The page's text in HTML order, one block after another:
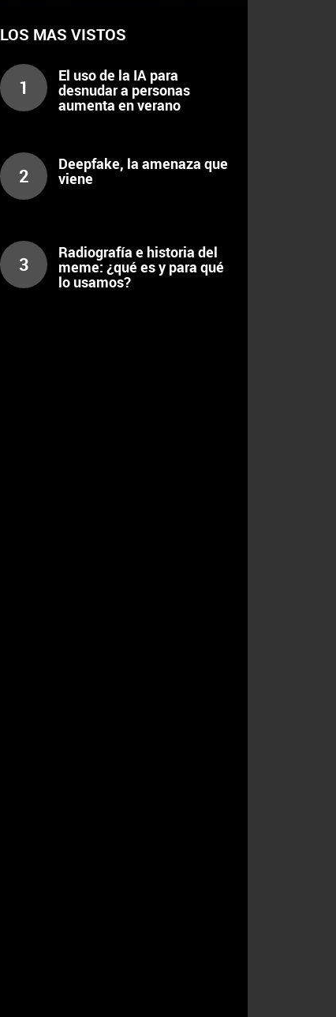
LOS MAS VISTOS
1
El uso de la IA para
desnudar a personas
aumenta en verano
2
Deepfake, la amenaza que
viene
3
Radiografía e historia del
meme: ¿qué es y para qué
lo usamos?